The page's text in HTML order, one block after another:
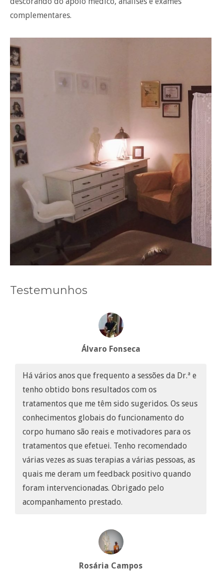
complementares.
Testemunhos
Álvaro Fonseca
Há vários anos que frequento a sessões da Dr.ª e
tenho obtido bons resultados com os
tratamentos que me têm sido sugeridos. Os seus
conhecimentos globais do funcionamento do
corpo humano são reais e motivadores para os
tratamentos que efetuei. Tenho recomendado
várias vezes as suas terapias a várias pessoas, as
quais me deram um feedback positivo quando
foram intervencionadas. Obrigado pelo
acompanhamento prestado.
Rosária Campos